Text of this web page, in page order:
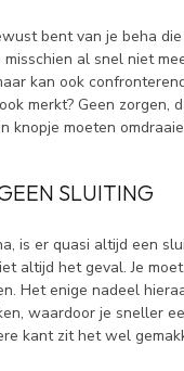
bent van je beha
al snel niet
kan ook
merkt? Geen zorgen,
knopje moeten
SLUITING
is er quasi altijd een
altijd het geval. Je
Het enige nadeel
waardoor je sneller
kant zit het wel